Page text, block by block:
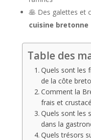
🥞 Des galettes et
cuisine bretonne
Table des
Quels sont les
de la côte
Comment la
frais et
Quels sont les
dans la
Quels trésors